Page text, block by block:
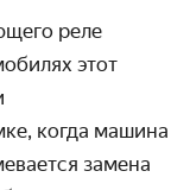
реле
этот
когда машина
замена